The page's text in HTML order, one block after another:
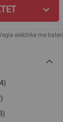
elektrike me bateri
4produkte
produkte
produkte